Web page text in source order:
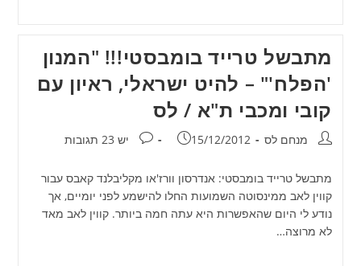
מתבשל טרייד בומבסטי!!! "המנון
'הפלח'" – להיט ישראלי, ראיון עם
קובי ומכבי ת"א / לס
מחבר:מנחם לס פורסם:
15/12/2012 תגובות:
יש 23 תגובות
מתבשל טרייד בומבסטי: אנדרסון וורז'או מקליבלנד קאבס עבור
קווין לאב ממינסוטה השמועות החלו להישמע לפני יומיים, אך
נודע לי היום שהאפשרות היא עתה חמה ביותר. קווין לאב מאד
לא מרוצה…